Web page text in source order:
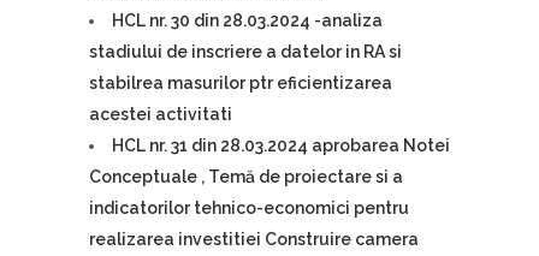
HCL nr. 30 din 28.03.2024 -analiza
stadiului de inscriere a datelor in RA si
stabilrea masurilor ptr eficientizarea
acestei activitati
HCL nr. 31 din 28.03.2024 aprobarea Notei
Conceptuale , Temă de proiectare si a
indicatorilor tehnico-economici pentru
realizarea investitiei Construire camera